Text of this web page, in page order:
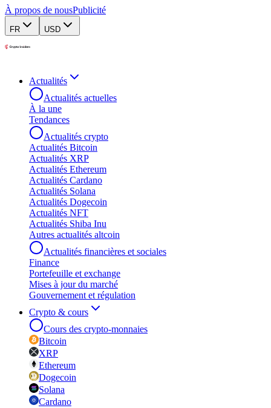
À propos de nousPublicité
FR USD
Actualités
Actualités actuelles
À la une
Tendances
Actualités crypto
Actualités Bitcoin
Actualités XRP
Actualités Ethereum
Actualités Cardano
Actualités Solana
Actualités Dogecoin
Actualités NFT
Actualités Shiba Inu
Autres actualités altcoin
Actualités financières et sociales
Finance
Portefeuille et exchange
Mises à jour du marché
Gouvernement et régulation
Crypto & cours
Cours des crypto-monnaies
Bitcoin
XRP
Ethereum
Dogecoin
Solana
Cardano